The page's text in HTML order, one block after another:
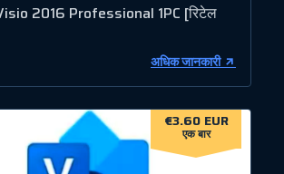
2016 Professional 1PC [रिटेल
अधिक जानकारी
€3.60 EUR
एक बार